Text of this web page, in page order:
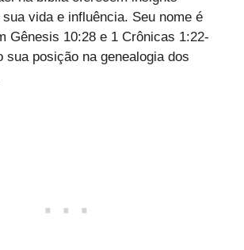
vida e influência. Seu nome é
Gênesis 10:28 e 1 Crônicas 1:22-
sua posição na genealogia dos